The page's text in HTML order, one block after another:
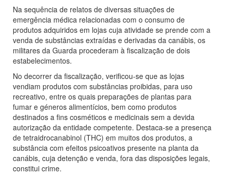
Na sequência de relatos de diversas situações de
emergência médica relacionadas com o consumo de
produtos adquiridos em lojas cuja atividade se prende com a
venda de substâncias extraídas e derivadas da canábis, os
militares da Guarda procederam à fiscalização de dois
estabelecimentos.
No decorrer da fiscalização, verificou-se que as lojas
vendiam produtos com substâncias proibidas, para uso
recreativo, entre os quais preparações de plantas para
fumar e géneros alimentícios, bem como produtos
destinados a fins cosméticos e medicinais sem a devida
autorização da entidade competente. Destaca-se a presença
de tetraidrocanabinol (THC) em muitos dos produtos, a
substância com efeitos psicoativos presente na planta da
canábis, cuja detenção e venda, fora das disposições legais,
constitui crime.